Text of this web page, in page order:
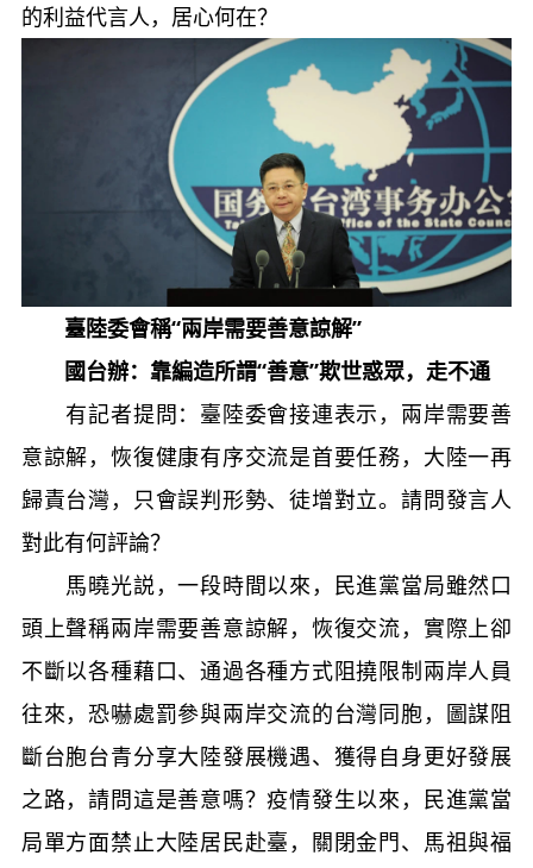
的利益代言人，居心何在？
臺陸委會稱“兩岸需要善意諒解”
國台辦：靠編造所謂“善意”欺世惑眾，走不通
有記者提問：臺陸委會接連表示，兩岸需要善
意諒解，恢復健康有序交流是首要任務，大陸一再
歸責台灣，只會誤判形勢、徒增對立。請問發言人
對此有何評論？
馬曉光説，一段時間以來，民進黨當局雖然口
頭上聲稱兩岸需要善意諒解，恢復交流，實際上卻
不斷以各種藉口、通過各種方式阻撓限制兩岸人員
往來，恐嚇處罰參與兩岸交流的台灣同胞，圖謀阻
斷台胞台青分享大陸發展機遇、獲得自身更好發展
之路，請問這是善意嗎？疫情發生以來，民進黨當
局單方面禁止大陸居民赴臺，關閉金門、馬祖與福